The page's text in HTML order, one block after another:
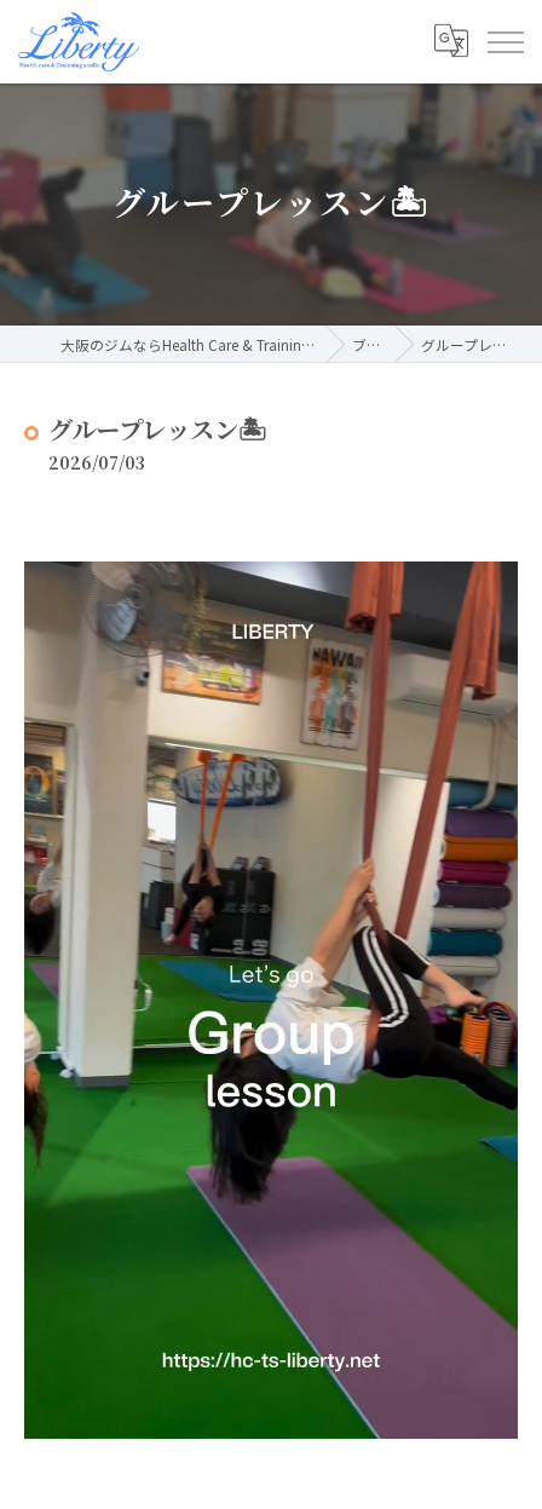
グループレッスン🏝️
大阪のジムならHealth Care & Training Studio Liberty ブログ グループレッスン🏝️
グループレッスン🏝️
2026/07/03